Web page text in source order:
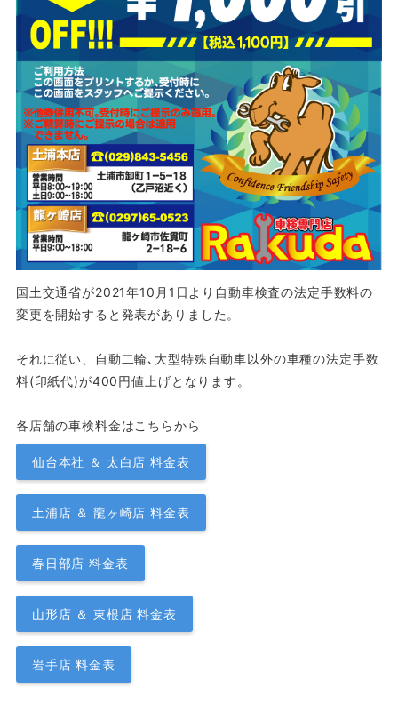
国土交通省が2021年10月1日より自動車検査の法定手数料の
変更を開始すると発表がありました。
それに従い、自動二輪､大型特殊自動車以外の車種の法定手数
料(印紙代)が400円値上げとなります。
各店舗の車検料金はこちらから
仙台本社 ＆ 太白店 料金表
土浦店 ＆ 龍ヶ崎店 料金表
春日部店 料金表
山形店 ＆ 東根店 料金表
岩手店 料金表